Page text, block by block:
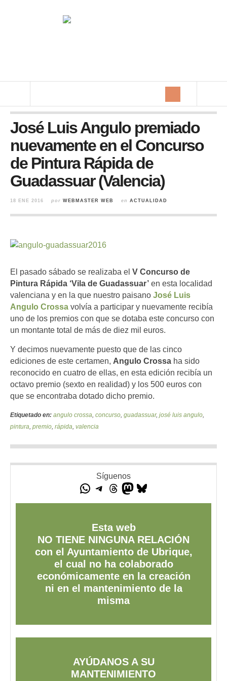
José Luis Angulo premiado
nuevamente en el Concurso
de Pintura Rápida de
Guadassuar (Valencia)
18 ENE 2016 por WEBMASTER WEB en ACTUALIDAD
El pasado sábado se realizaba el V Concurso de
Pintura Rápida ‘Vila de Guadassuar’ en esta localidad
valenciana y en la que nuestro paisano José Luis
Angulo Crossa volvía a participar y nuevamente recibía
uno de los premios con que se dotaba este concurso con
un montante total de más de diez mil euros.
Y decimos nuevamente puesto que de las cinco
ediciones de este certamen, Angulo Crossa ha sido
reconocido en cuatro de ellas, en esta edición recibía un
octavo premio (sexto en realidad) y los 500 euros con
que se encontraba dotado dicho premio.
Etiquetado en: angulo crossa, concurso, guadassuar, josé luis angulo,
pintura, premio, rápida, valencia
Síguenos
Esta web
NO TIENE NINGUNA RELACIÓN
con el Ayuntamiento de Ubrique,
el cual no ha colaborado
económicamente en la creación
ni en el mantenimiento de la
misma
AYÚDANOS A SU
MANTENIMIENTO